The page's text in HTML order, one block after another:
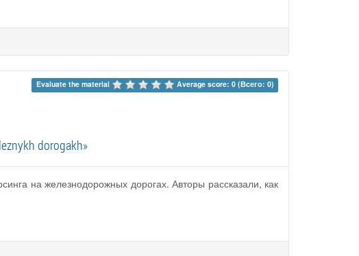
Evaluate the material Average score: 0 (Всего: 0)
dorogakh»
на железнодорожных дорогах. Авторы рассказали, как